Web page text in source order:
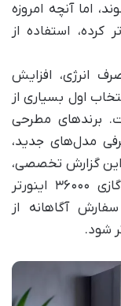
اما آنچه امروزه
استفاده از
مصرف انرژی، افزایش
اول بسیاری از
برندهای مطرحی
مدل‌های جدید،
این گزارش تخصصی،
ابتدا به بررسی فنی و اطلاعاتی کولر گازی ۳۶۰۰۰ اینورتر
آگاهانه از
شود.